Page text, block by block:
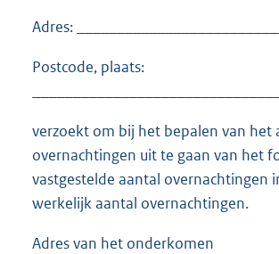
Adres:
Postcode, plaats:
verzoekt om bij het bepalen van het
overnachtingen uit te gaan van het
vastgestelde aantal overnachtingen
werkelijk aantal overnachtingen.
Adres van het onderkomen